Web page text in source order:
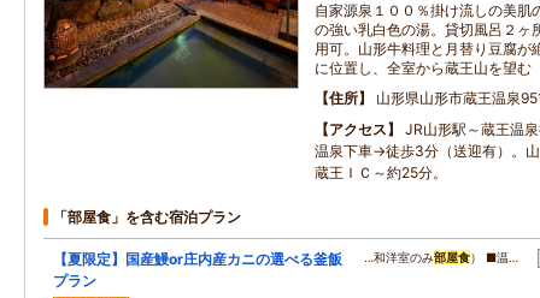
自家源泉１００％掛け流しの美肌
の強い乳白色の湯。貸切風呂２ヶ
用可。山形牛料理と月替り豆腐が
に位置し、全室から蔵王山を望む
住所
山形県山形市蔵王温泉
アクセス
JR山形駅～蔵王温
温泉下車→徒歩3分（送迎有）。
蔵王ＩＣ～約25分。
「部屋食」を含む宿泊プラン
【夏限定】国産鰻or庄内産カニの選べる釜飯
プラン
…和洋室のみ部屋食） ■温…